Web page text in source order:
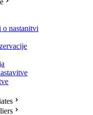
o nastanitvi